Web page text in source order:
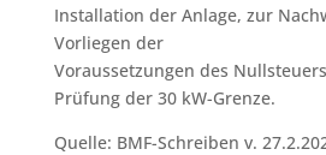
Installation der Anlage, zur
Vorliegen der
Voraussetzungen des
Prüfung der 30 kW-Grenze.
Quelle: BMF-Schreiben v.